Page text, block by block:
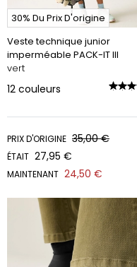
30% Du Prix D'origine
Veste technique junior
imperméable PACK-IT III
vert
12 couleurs
PRIX D'ORIGINE 35,00 €
ÉTAIT 27,95 €
MAINTENANT 24,50 €